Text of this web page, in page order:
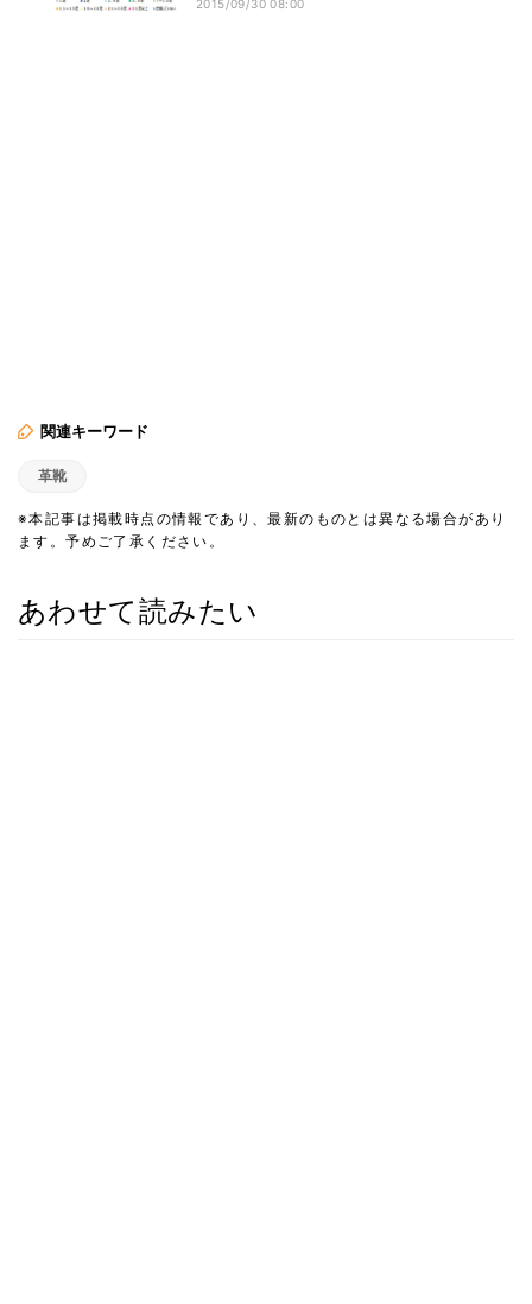
2015/09/30 08:00
関連キーワード
革靴
※本記事は掲載時点の情報であり、最新のものとは異なる場合があり
ます。予めご了承ください。
あわせて読みたい